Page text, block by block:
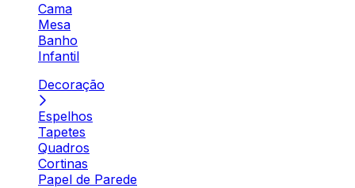
Cama
Mesa
Banho
Infantil
Decoração
Espelhos
Tapetes
Quadros
Cortinas
Papel de Parede